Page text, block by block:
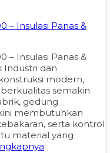
– Insulasi Panas &
– Insulasi Panas &
Industri dan
modern,
semakin
gedung
membutuhkan
serta kontrol
material yang